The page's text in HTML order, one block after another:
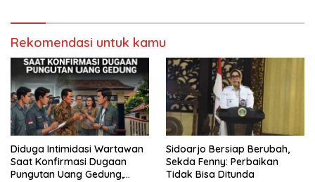
Rekomendasi untuk kamu
Diduga Intimidasi Wartawan
Saat Konfirmasi Dugaan
Pungutan Uang Gedung,
Sidoarjo Bersiap Berubah,
Sekda Fenny: Perbaikan
Tidak Bisa Ditunda